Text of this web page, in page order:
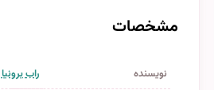
مشخصات
نویسنده راب برونیا